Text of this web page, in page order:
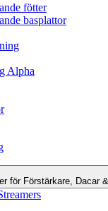
fötter
basplattor
Alpha
för Förstärkare, Dacar